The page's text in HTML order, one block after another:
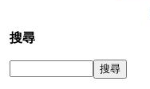
搜尋